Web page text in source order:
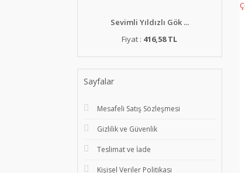
Sevimli Yıldızlı Gök ...
Fiyat : 416,58 TL
Sayfalar
Mesafeli Satış Sözleşmesi
Gizlilik ve Güvenlik
Teslimat ve İade
Kişisel Veriler Politikası